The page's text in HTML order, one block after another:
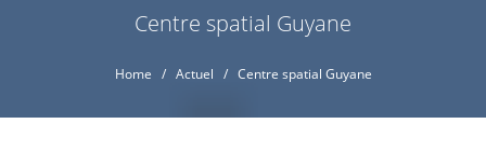
Centre spatial Guyane
Home / Actuel / Centre spatial Guyane